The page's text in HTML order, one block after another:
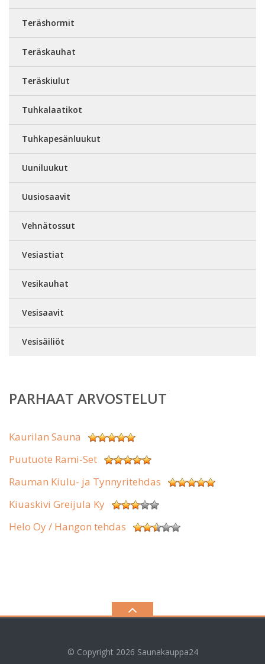
Teräshormit
Teräskauhat
Teräskiulut
Tuhkalaatikot
Tuhkapesänluukut
Uuniluukut
Uusiosaavit
Vehnätossut
Vesiastiat
Vesikauhat
Vesisaavit
Vesisäiliöt
PARHAAT ARVOSTELUT
Kaurilan Sauna
Puutuote Rami-Set
Rauman Kiulu- ja Tynnyritehdas
Kiuaskivi Greijula Ky
Helo Oy / Hangon tehdas
© Copyright 2026 Saunakauppa24